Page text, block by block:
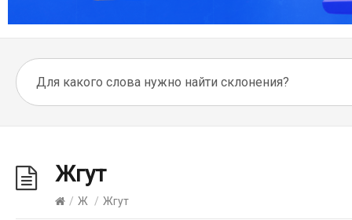
Жгут
/ Ж / Жгут